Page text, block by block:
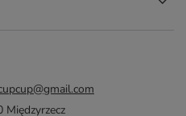
Międzyrzecz